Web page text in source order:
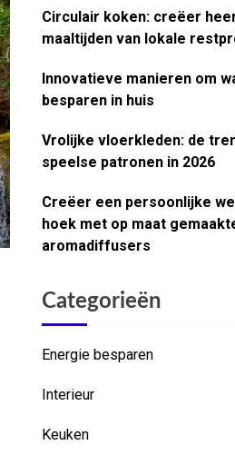
Circulair koken: creëer
maaltijden van lokale
Innovatieve manieren om
besparen in huis
Vrolijke vloerkleden: de
speelse patronen in 2026
Creëer een persoonlijke
hoek met op maat
aromadiffusers
Categorieën
Energie besparen
Interieur
Keuken